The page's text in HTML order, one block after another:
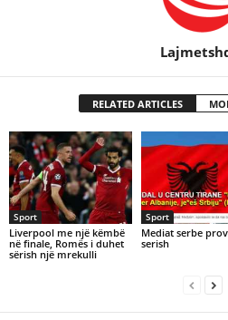
RELATED ARTICLES
Sport
Liverpool me një këmbë
në finale, Romës i duhet
sërish një mrekulli
Sport
Mediat serbe
serish